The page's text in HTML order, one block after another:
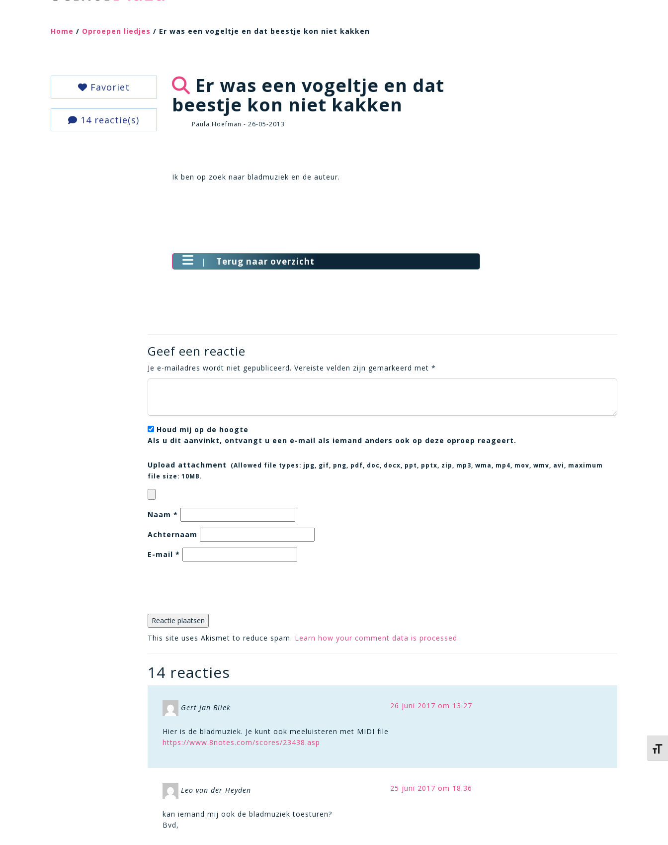
Home / Oproepen liedjes / Er was een vogeltje en dat beestje kon niet kakken
Favoriet
14 reactie(s)
Er was een vogeltje en dat
beestje kon niet kakken
Paula Hoefman - 26-05-2013
Ik ben op zoek naar bladmuziek en de auteur.
Terug naar overzicht
Geef een reactie
Je e-mailadres wordt niet gepubliceerd. Vereiste velden zijn gemarkeerd met *
Houd mij op de hoogte
Als u dit aanvinkt, ontvangt u een e-mail als iemand anders ook op deze oproep reageert.
Upload attachment (Allowed file types: jpg, gif, png, pdf, doc, docx, ppt, pptx, zip, mp3, wma, mp4, mov, wmv, avi
, maximum
file size: 10MB.
Naam *
Achternaam
E-mail *
This site uses Akismet to reduce spam. Learn how your comment data is processed.
14 reacties
Gert Jan Bliek 26 juni 2017 om 13.27
Hier is de bladmuziek. Je kunt ook meeluisteren met MIDI file
https://www.8notes.com/scores/23438.asp
Leo van der Heyden 25 juni 2017 om 18.36
kan iemand mij ook de bladmuziek toesturen?
Bvd,